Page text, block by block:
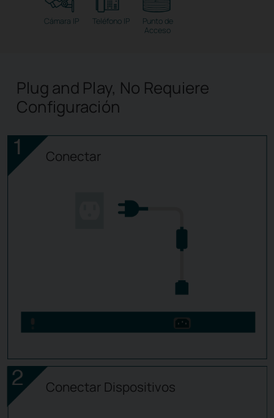
Cámara IP Teléfono IP
Punto de
Acceso
Plug and Play, No Requiere
Configuración
Conectar
Conectar Dispositivos